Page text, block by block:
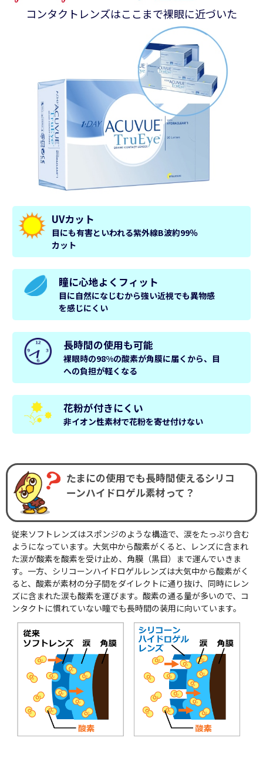
コンタクトレンズはここまで裸眼に近づいた
UVカット
目にも有害といわれる紫外線B波約99％
カット
瞳に心地よくフィット
目に自然になじむから強い近視でも異物感
を感じにくい
長時間の使用も可能
裸眼時の98%の酸素が角膜に届くから、目
への負担が軽くなる
花粉が付きにくい
非イオン性素材で花粉を寄せ付けない
たまにの使用でも長時間使えるシリコ
ーンハイドロゲル素材って？
従来ソフトレンズはスポンジのような構造で、涙をたっぷり含む
ようになっています。大気中から酸素がくると、レンズに含まれ
た涙が酸素を酸素を受け止め、角膜（黒目）まで運んでいきま
す。一方、シリコーンハイドロゲルレンズは大気中から酸素がく
ると、酸素が素材の分子間をダイレクトに通り抜け、同時にレン
ズに含まれた涙も酸素を運びます。酸素の通る量が多いので、コ
ンタクトに慣れていない瞳でも長時間の装用に向いています。